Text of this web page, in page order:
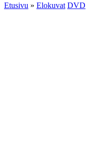
Etusivu » Elokuvat DVD